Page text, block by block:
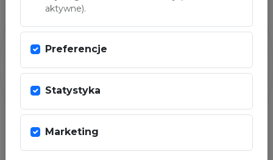
aktywne).
Preferencje
Statystyka
Marketing